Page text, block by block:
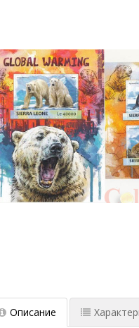
Описание